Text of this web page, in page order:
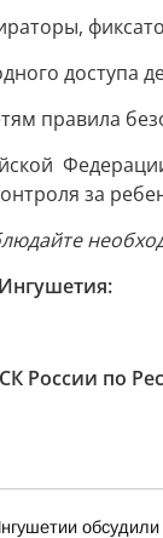
доступа
правила
за
России по